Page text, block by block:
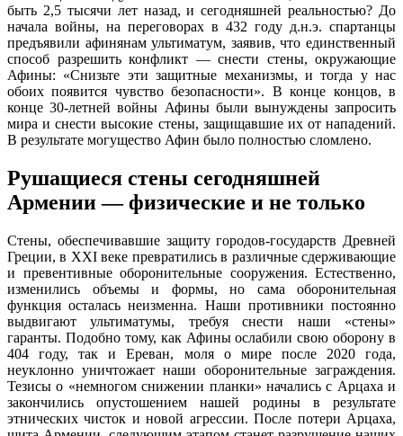
быть 2,5 тысячи лет назад, и сегодняшней реальностью? До
начала войны, на переговорах в 432 году д.н.э. спартанцы
предъявили афинянам ультиматум, заявив, что единственный
способ разрешить конфликт — снести стены, окружающие
Афины: «Снизьте эти защитные механизмы, и тогда у нас
обоих появится чувство безопасности». В конце концов, в
конце 30-летней войны Афины были вынуждены запросить
мира и снести высокие стены, защищавшие их от нападений.
В результате могущество Афин было полностью сломлено.
Рушащиеся стены сегодняшней
Армении — физические и не только
Стены, обеспечивавшие защиту городов-государств Древней
Греции, в XXI веке превратились в различные сдерживающие
и превентивные оборонительные сооружения. Естественно,
изменились объемы и формы, но сама оборонительная
функция осталась неизменна. Наши противники постоянно
выдвигают ультиматумы, требуя снести наши «стены»
гаранты. Подобно тому, как Афины ослабили свою оборону в
404 году, так и Ереван, моля о мире после 2020 года,
неуклонно уничтожает наши оборонительные заграждения.
Тезисы о «немногом снижении планки» начались с Арцаха и
закончились опустошением нашей родины в результате
этнических чисток и новой агрессии. После потери Арцаха,